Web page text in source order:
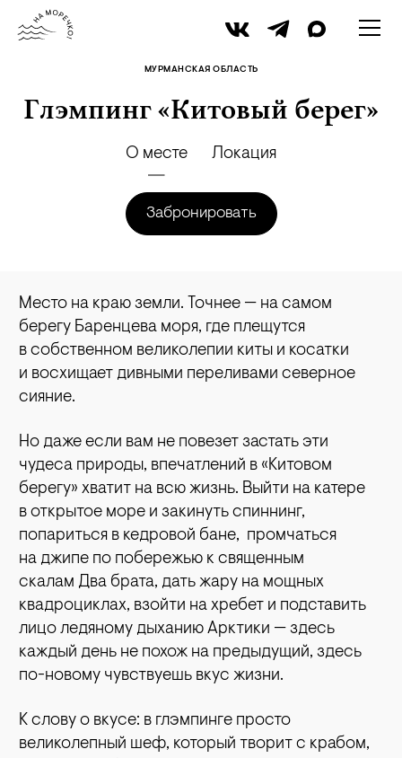
МУРМАНСКАЯ ОБЛАСТЬ
Глэмпинг «Китовый берег»
О месте Локация
Забронировать
Место на краю земли. Точнее — на самом
берегу Баренцева моря, где плещутся
в собственном великолепии киты и косатки
и восхищает дивными переливами северное
сияние.
Но даже если вам не повезет застать эти
чудеса природы, впечатлений в «Китовом
берегу» хватит на всю жизнь. Выйти на катере
в открытое море и закинуть спиннинг,
попариться в кедровой бане, промчаться
на джипе по побережью к священным
скалам Два брата, дать жару на мощных
квадроциклах, взойти на хребет и подставить
лицо ледяному дыханию Арктики — здесь
каждый день не похож на предыдущий, здесь
по-новому чувствуешь вкус жизни.
К слову о вкусе: в глэмпинге просто
великолепный шеф, который творит с крабом,